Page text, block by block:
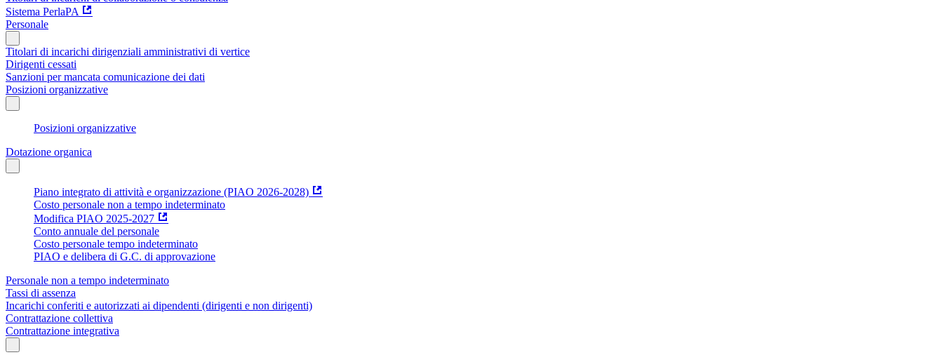
Sistema PerlaPA
Personale
Titolari di incarichi dirigenziali amministrativi di vertice
Dirigenti cessati
Sanzioni per mancata comunicazione dei dati
Posizioni organizzative
Posizioni organizzative
Dotazione organica
Piano integrato di attività e organizzazione (PIAO 2026-2028)
Costo personale non a tempo indeterminato
Modifica PIAO 2025-2027
Conto annuale del personale
Costo personale tempo indeterminato
PIAO e delibera di G.C. di approvazione
Personale non a tempo indeterminato
Tassi di assenza
Incarichi conferiti e autorizzati ai dipendenti (dirigenti e non dirigenti)
Contrattazione collettiva
Contrattazione integrativa